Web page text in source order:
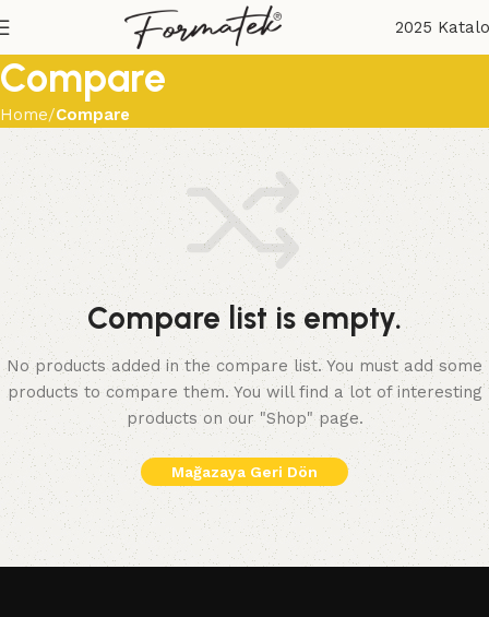
2025
Compare
Home Compare
Compare list is empty.
No products added in the compare list. You must add some
products to compare them. You will find a lot of interesting
products on our "Shop" page.
Mağazaya Geri Dön